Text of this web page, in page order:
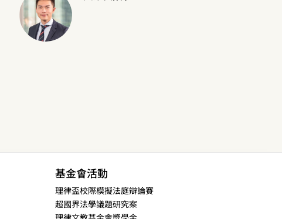
基金會活動
理律盃校際模擬法庭辯論賽
超國界法學議題研究案